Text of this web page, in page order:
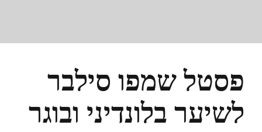
פסטל שמפו סילבר
לשיער בלונדיני ובוגר